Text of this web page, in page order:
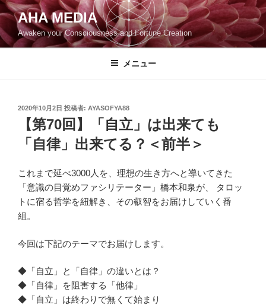
コ
ン
テ
ン
AHA MEDIA
Awaken your Consciousness and Fortune Creation
メニュー
投
2020年10月2日 投稿者: AYASOFYA88
【第70回】「自立」は出来ても
「自律」出来てる？＜前半＞
これまで延べ3000人を、理想の生き方へと導いてきた
「意識の目覚めファシリテーター」橋本和泉が、 タロッ
トに宿る哲学を紐解き、その叡智をお届けしていく番
組。
今回は下記のテーマでお届けします。
◆「自立」と「自律」の違いとは？
◆「自律」を阻害する「他律」
◆「自立」は終わりで無くて始まり